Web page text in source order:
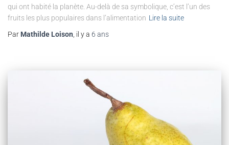
qui ont habité la planète. Au-delà de sa symbolique, c’est l’un des
fruits les plus populaires dans l’alimentation Lire la suite
Par Mathilde Loison , il y a 6 ans